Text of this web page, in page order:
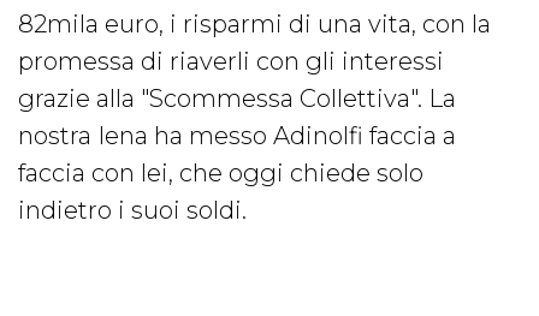
82mila euro, i risparmi di una vita, con la
promessa di riaverli con gli interessi
grazie alla "Scommessa Collettiva". La
nostra Iena ha messo Adinolfi faccia a
faccia con lei, che oggi chiede solo
indietro i suoi soldi.